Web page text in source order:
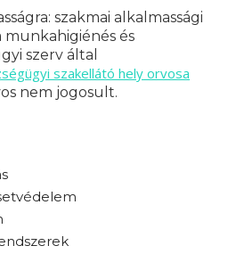
szakmai alkalmassági
munkahigiénés és
szerv által
szakellátó hely orvosa
nem jogosult.